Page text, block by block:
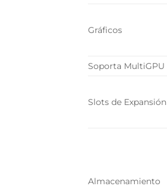
Gráficos
Soporta MultiGPU
Slots de Expansión
Almacenamiento